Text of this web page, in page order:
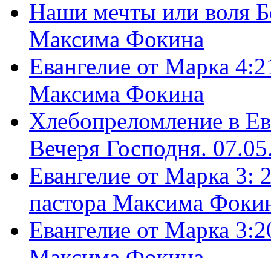
Наши мечты или воля
Максима Фокина
Евангелие от Марка
Максима Фокина
Хлебопреломление в
Вечеря Господня.
Евангелие от Марка 3:
пастора Максима
Евангелие от Марка